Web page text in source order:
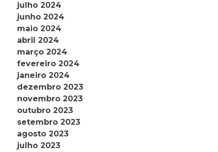
julho 2024
junho 2024
maio 2024
abril 2024
março 2024
fevereiro 2024
janeiro 2024
dezembro 2023
novembro 2023
outubro 2023
setembro 2023
agosto 2023
julho 2023